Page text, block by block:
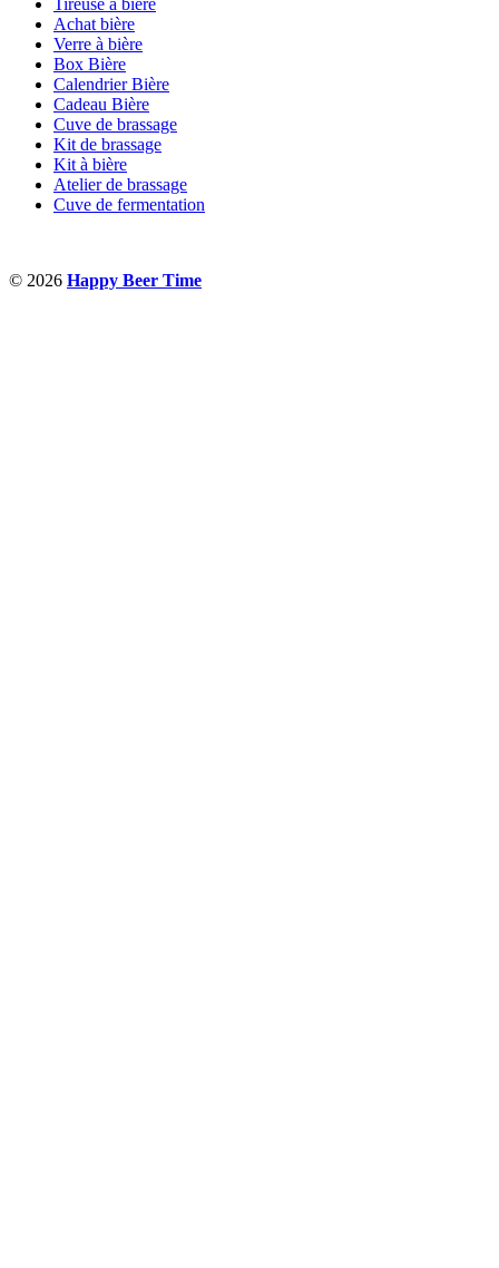
Achat bière
Verre à bière
Box Bière
Calendrier Bière
Cadeau Bière
Cuve de brassage
Kit de brassage
Kit à bière
Atelier de brassage
Cuve de fermentation
© 2026 Happy Beer Time